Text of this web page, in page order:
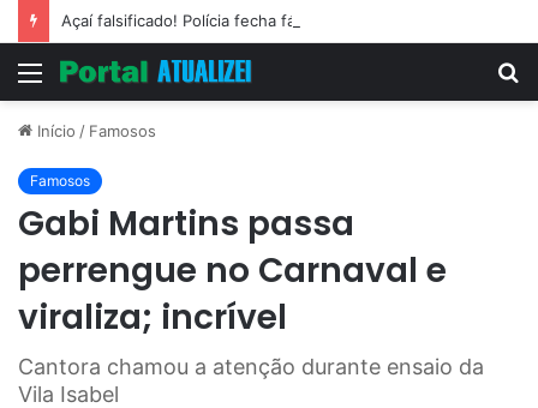
Açaí falsificado! Polícia fecha fábrica em Várzea Grande
Menu
Início / Famosos
Famosos
Gabi Martins passa
perrengue no Carnaval e
viraliza; incrível
Cantora chamou a atenção durante ensaio da
Vila Isabel